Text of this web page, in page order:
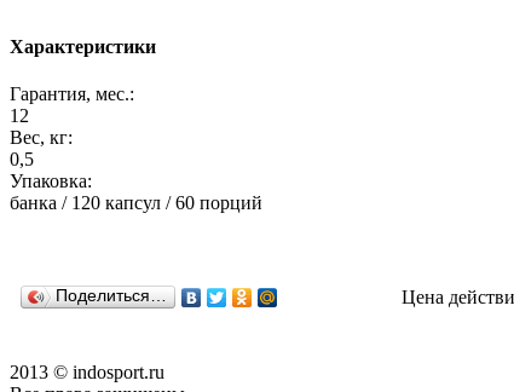
Характеристики
Гарантия, мес.:
12
Вес, кг:
0,5
Упаковка:
банка / 120 капсул / 60 порций
Поделиться… Цена
2013 © indosport.ru